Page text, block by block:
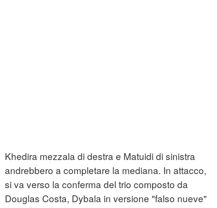
Khedira mezzala di destra e Matuidi di sinistra
andrebbero a completare la mediana. In attacco,
si va verso la conferma del trio composto da
Douglas Costa, Dybala in versione "falso nueve"